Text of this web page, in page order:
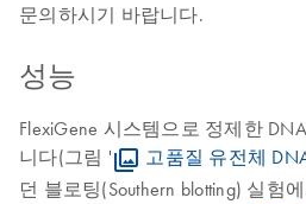
문의하시기 바랍니다.
성능
FlexiGene 시스템으로 정제한
니다(그림 '
고품질 유전체
던 블로팅(Southern blotting) 실험